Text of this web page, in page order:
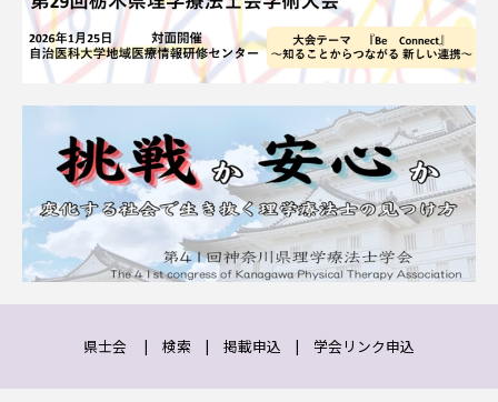
県士会 | 検索 | 掲載申込 | 学会リンク申込